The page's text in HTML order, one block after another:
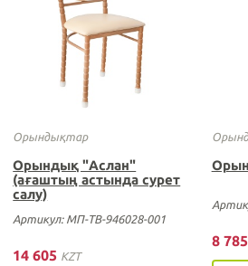
Орындықтар
Орындық "Аслан"
(ағаштың астында сурет
салу)
Артикул: МП-ТВ-946028-001
14 605 KZT
8 785